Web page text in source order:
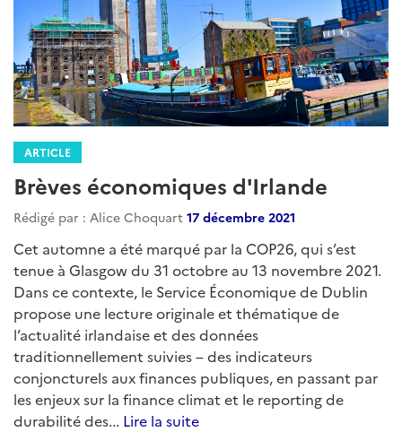
ARTICLE
Brèves économiques d'Irlande
Rédigé par : Alice Choquart 17 décembre 2021
Cet automne a été marqué par la COP26, qui s’est
tenue à Glasgow du 31 octobre au 13 novembre 2021.
Dans ce contexte, le Service Économique de Dublin
propose une lecture originale et thématique de
l’actualité irlandaise et des données
traditionnellement suivies – des indicateurs
conjoncturels aux finances publiques, en passant par
les enjeux sur la finance climat et le reporting de
durabilité des... Lire la suite